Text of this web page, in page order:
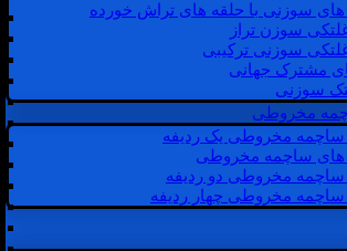
های سوزنی با حلقه های تراش خورده
سوزن تراز
سوزنی ترکیبی
مشترک جهانی
سوزنی
مخروطی
ساچمه مخروطی یک ردیفه
های ساچمه مخروطی
ساچمه مخروطی دو ردیفه
ساچمه مخروطی چهار ردیفه